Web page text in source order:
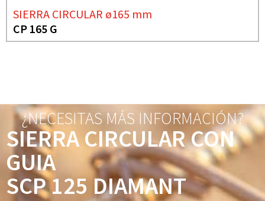
SIERRA CIRCULAR ø165 mm
CP 165 G
¿NECESITAS MÁS INFORMACIÓN?
SIERRA CIRCULAR CON
GUIA
SCP 125 DIAMANT